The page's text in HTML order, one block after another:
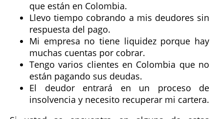
que están en Colombia.
Llevo tiempo cobrando a mis deudores sin
respuesta del pago.
Mi empresa no tiene liquidez porque hay
muchas cuentas por cobrar.
Tengo varios clientes en Colombia que no
están pagando sus deudas.
El deudor entrará en un proceso de
insolvencia y necesito recuperar mi cartera.